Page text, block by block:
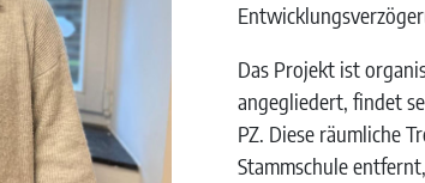
Das Projekt ist
angegliedert, findet
PZ. Diese räumliche
Stammschule